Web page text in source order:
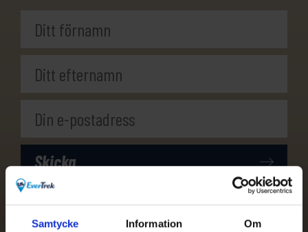
Samtycke Information Om